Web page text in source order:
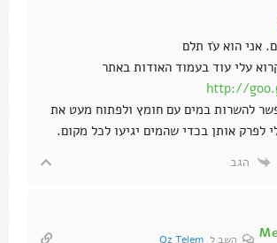
אני הוא עֹז תלם
עלי עוד בעמוד האודות באתר
http://
להשרות במים עם חומץ ולפתוח מעט את
לפרק אותן בכדי שהמים יגיעו לכל מקום.
הגב
השב לOz Telem